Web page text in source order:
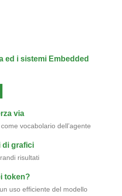
ed i sistemi Embedded
via
vocabolario dell’agente
di grafici
risultati
token?
uso efficiente del modello